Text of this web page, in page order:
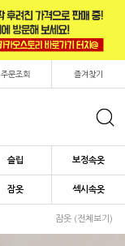
주문조회 즐겨찾기
슬립 보정속옷
잠옷 섹시속옷
잠옷 (전체보기)